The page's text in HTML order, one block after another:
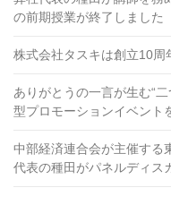
の前期授業が終了しました
株式会社タスキは創立10周
ありがとうの一言が生む“
型プロモーションイベント
中部経済連合会が主催する
代表の種田がパネルディス